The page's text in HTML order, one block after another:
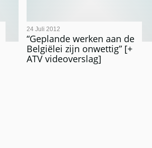
“Geplande werken aan de
Belgiëlei zijn onwettig” [+
ATV videoverslag]
24 Juli 2012